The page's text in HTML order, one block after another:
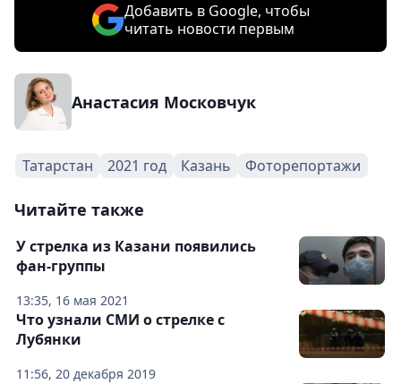
Добавить в Google, чтобы
читать новости первым
Анастасия Московчук
Татарстан 2021 год Казань Фоторепортажи
Читайте также
13:35, 16 мая 2021
У стрелка из Казани появились
фан-группы
11:56, 20 декабря 2019
Что узнали СМИ о стрелке с
Лубянки